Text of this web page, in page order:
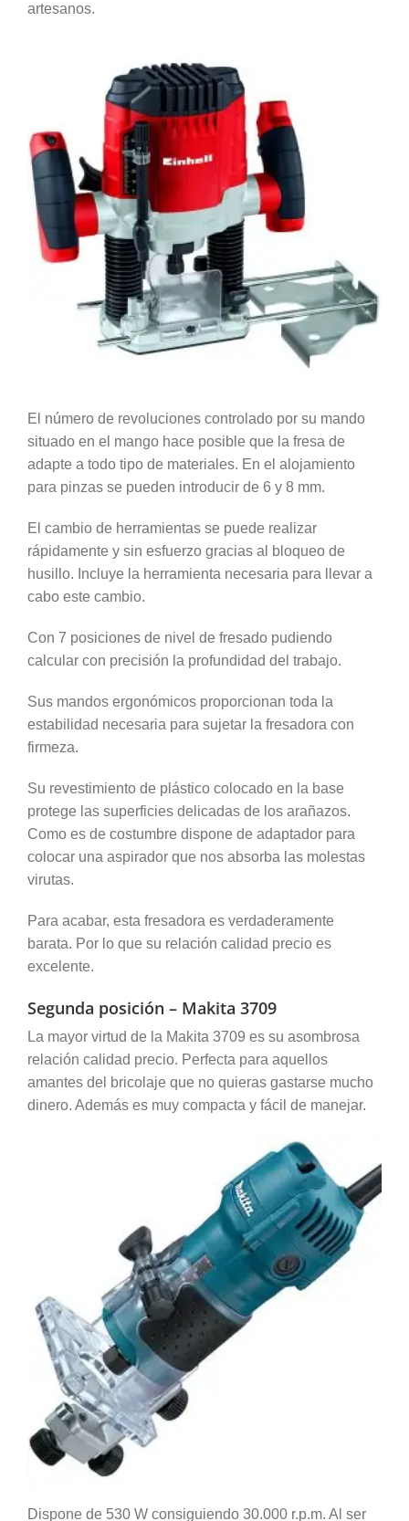
artesanos.
El número de revoluciones controlado por su mando
situado en el mango hace posible que la fresa de
adapte a todo tipo de materiales. En el alojamiento
para pinzas se pueden introducir de 6 y 8 mm.
El cambio de herramientas se puede realizar
rápidamente y sin esfuerzo gracias al bloqueo de
husillo. Incluye la herramienta necesaria para llevar a
cabo este cambio.
Con 7 posiciones de nivel de fresado pudiendo
calcular con precisión la profundidad del trabajo.
Sus mandos ergonómicos proporcionan toda la
estabilidad necesaria para sujetar la fresadora con
firmeza.
Su revestimiento de plástico colocado en la base
protege las superficies delicadas de los arañazos.
Como es de costumbre dispone de adaptador para
colocar una aspirador que nos absorba las molestas
virutas.
Para acabar, esta fresadora es verdaderamente
barata. Por lo que su relación calidad precio es
excelente.
Segunda posición – Makita 3709
La mayor virtud de la Makita 3709 es su asombrosa
relación calidad precio. Perfecta para aquellos
amantes del bricolaje que no quieras gastarse mucho
dinero. Además es muy compacta y fácil de manejar.
Dispone de 530 W consiguiendo 30.000 r.p.m. Al ser